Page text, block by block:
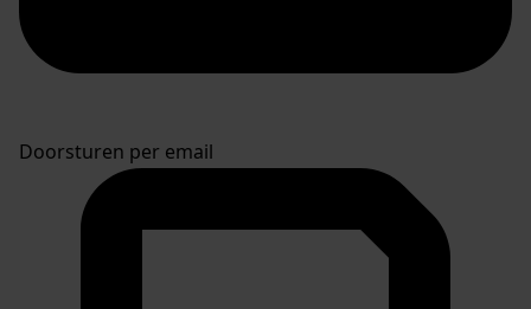
Doorsturen per email